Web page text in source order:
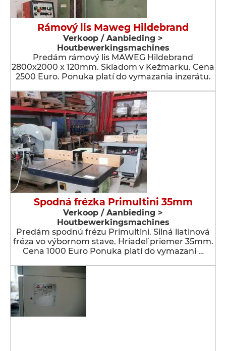
Rámový lis Maweg Hildebrand
Verkoop / Aanbieding >
Houtbewerkingsmachines
Predám rámový lis MAWEG Hildebrand
2800x2000 x 120mm. Skladom v Kežmarku. Cena
2500 Euro. Ponuka platí do vymazania inzerátu.
Spodná frézka Primultini 35mm
Verkoop / Aanbieding >
Houtbewerkingsmachines
Predám spodnú frézu Primultini. Silná liatinová
fréza vo výbornom stave. Hriadeľ priemer 35mm.
Cena 1000 Euro Ponuka platí do vymazani …